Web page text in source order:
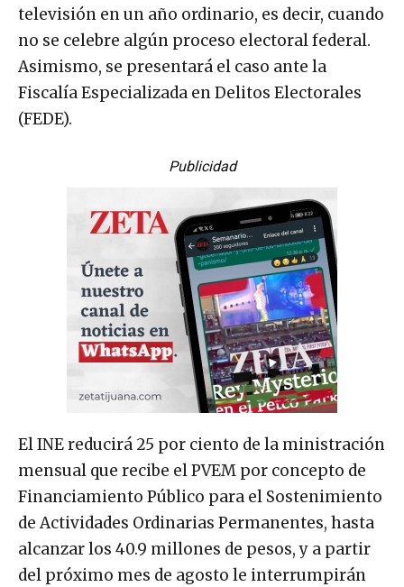
televisión en un año ordinario, es decir, cuando
no se celebre algún proceso electoral federal.
Asimismo, se presentará el caso ante la
Fiscalía Especializada en Delitos Electorales
(FEDE).
Publicidad
El INE reducirá 25 por ciento de la ministración
mensual que recibe el PVEM por concepto de
Financiamiento Público para el Sostenimiento
de Actividades Ordinarias Permanentes, hasta
alcanzar los 40.9 millones de pesos, y a partir
del próximo mes de agosto le interrumpirán